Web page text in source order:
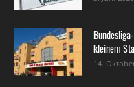
kleinem
14.